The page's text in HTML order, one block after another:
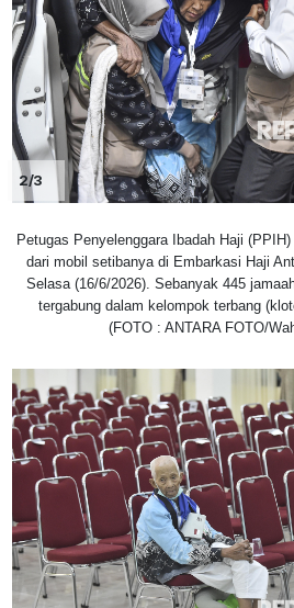
2/3
Petugas Penyelenggara Ibadah Haji
dari mobil setibanya di Embarkasi Haji
Selasa (16/6/2026). Sebanyak 445
tergabung dalam kelompok terbang
(FOTO : ANTARA FOTO/